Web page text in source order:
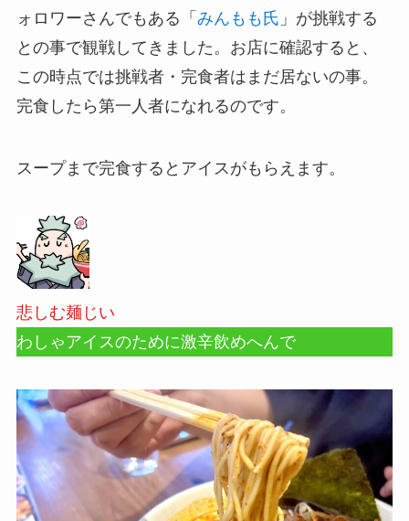
ォロワーさんでもある「 みんもも氏 」が挑戦する
との事で観戦してきました。お店に確認すると、
この時点では挑戦者・完食者はまだ居ないの事。
完食したら第一人者になれるのです。
スープまで完食するとアイスがもらえます。
悲しむ麺じい
わしゃアイスのために激辛飲めへんで